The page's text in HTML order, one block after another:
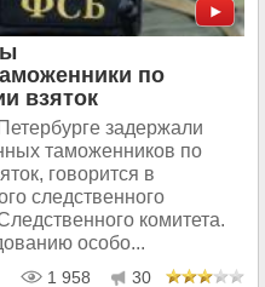
по
взяток
задержали
таможенников по
говорится в
следственного
комитета.
особо...
1 958 30